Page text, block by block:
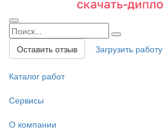
Оставить отзыв Загрузить работу
Каталог работ
Сервисы
О компании